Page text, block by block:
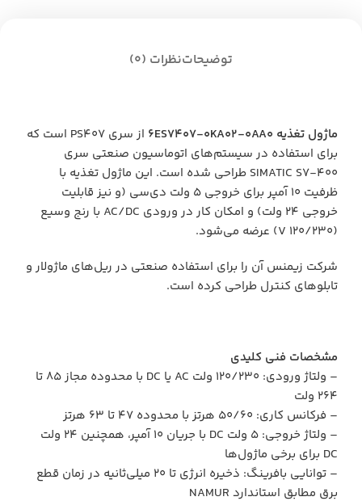
توضیحاتنظرات (0)
ماژول تغذیه 6ES7407-0KA02-0AA0
از سری PS407 است که
برای استفاده در سیستم‌های اتوماسیون صنعتی سری
SIMATIC S7-400 طراحی شده است. این ماژول تغذیه با
ظرفیت 10 آمپر برای خروجی 5 ولت دی‌سی (و نیز قابلیت
خروجی 24 ولت) و امکان کار در ورودی AC/DC با رنج وسیع
(120/230 V) عرضه می‌شود.
شرکت زیمنس آن را برای استفاده صنعتی در ریل‌های ماژولار و
تابلوهای کنترل طراحی کرده است.
مشخصات فنی کلیدی
– ولتاژ ورودی: 120/230 ولت AC یا DC با محدوده مجاز 85 تا
264 ولت
– فرکانس کاری: 50/60 هرتز با محدوده 47 تا 63 هرتز
– ولتاژ خروجی: 5 ولت DC با جریان 10 آمپر، همچنین 24 ولت
DC برای برخی ماژول‌ها
– توانایی بافرینگ: ذخیره انرژی تا 20 میلی‌ثانیه در زمان قطع
برق مطابق استاندارد NAMUR